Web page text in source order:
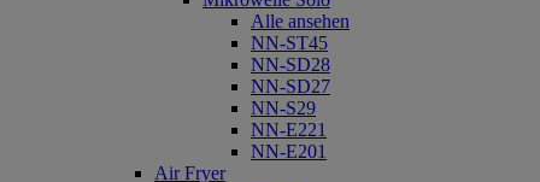
Alle ansehen
NN-ST45
NN-SD28
NN-SD27
NN-S29
NN-E221
NN-E201
Air Fryer